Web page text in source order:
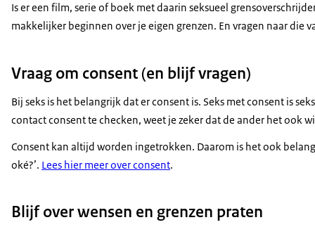
Is er een film, serie of boek met daarin seksueel
makkelijker beginnen over je eigen grenzen. En vragen naar die
Vraag om consent (en blijf vragen)
Bij seks is het belangrijk dat er consent is. Seks met consent is
contact consent te checken, weet je zeker dat de ander het ook
Consent kan altijd worden ingetrokken. Daarom is het ook
oké?’. Lees hier meer over consent.
Blijf over wensen en grenzen praten